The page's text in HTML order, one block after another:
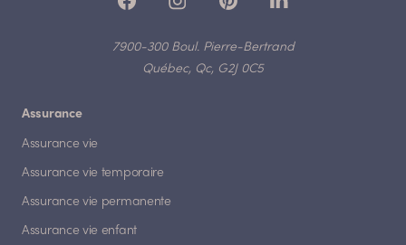
7900-300 Boul. Pierre-Bertrand
Québec, Qc, G2J 0C5
Assurance
Assurance vie
Assurance vie temporaire
Assurance vie permanente
Assurance vie enfant